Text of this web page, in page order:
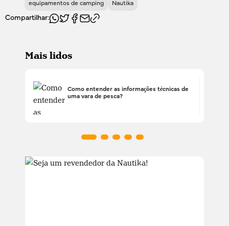
equipamentos de camping Nautika
Compartilhar:
Mais lidos
Como entender as informações técnicas de
uma vara de pesca?